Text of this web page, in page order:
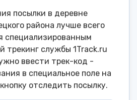
посылки в деревне
района лучше всего
специализированным
трекинг службы 1Track.ru
ввести трек-код -
в специальное поле на
отследить посылку.